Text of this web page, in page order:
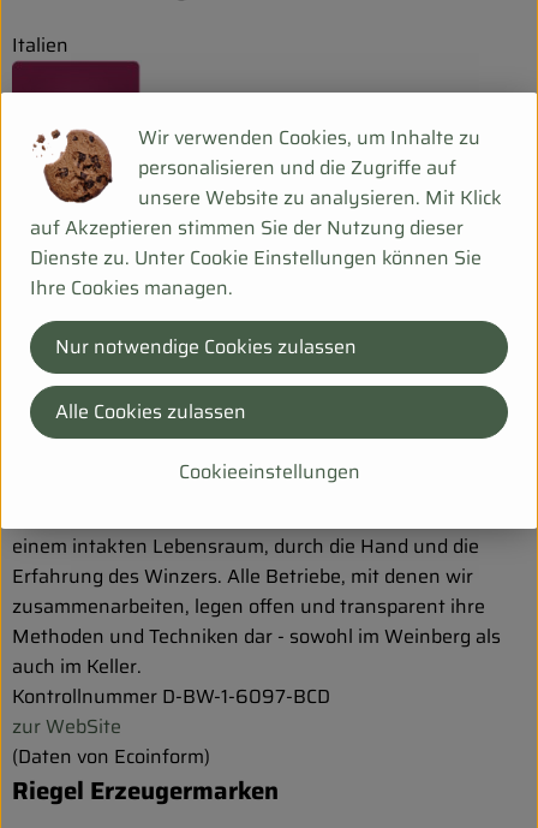
Italien
Peter Riegel Weinimport GmbH
D 78359 Orsingen
Unser Verständnis von Qualität
leidenschaftliche Weinfreunde, haben Spaß am Genuss
und sind überzeugt, mit einem erhaltenswerten
Kulturgut zu handeln. Wein wird für uns nie ein
seelenloser Massenartikel sein. Ökologie, Qualität und
Genuss gehören für uns zusammen. Qualität beginnt bei
uns im Aufbau von vertrauensvollen Beziehungen zu
einem intakten Lebensraum, durch die Hand und die
Erfahrung des Winzers. Alle Betriebe, mit denen wir
zusammenarbeiten, legen offen und transparent ihre
Methoden und Techniken dar - sowohl im Weinberg als
auch im Keller.
Kontrollnummer D-BW-1-6097-BCD
zur WebSite
(Daten von Ecoinform)
Riegel Erzeugermarken
Wir verwenden Cookies, um Inhalte zu
personalisieren und die Zugriffe auf
unsere Website zu analysieren. Mit Klick
auf Akzeptieren stimmen Sie der Nutzung dieser
Dienste zu. Unter Cookie Einstellungen können Sie
Ihre Cookies managen.
Cookieeinstellungen
Nur notwendige Cookies zulassen
Alle Cookies zulassen